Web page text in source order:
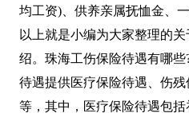
均工资)、供养亲属抚恤金、
以上就是小编为大家整理的
绍。珠海工伤保险待遇有哪
待遇提供医疗保险待遇、伤
等，其中，医疗保险待遇包